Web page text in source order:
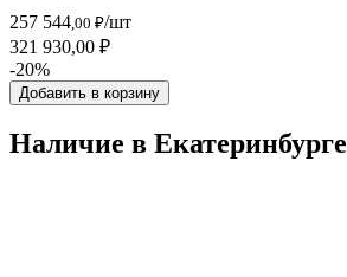
257 544 ,00 ₽/шт
321 930,00 ₽
-20%
Добавить в корзину
Наличие в Екатеринбургe